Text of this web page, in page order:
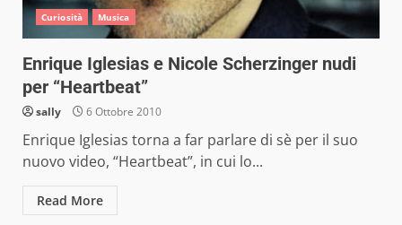
Curiosità Musica
Enrique Iglesias e Nicole Scherzinger nudi
per “Heartbeat”
sally 6 Ottobre 2010
Enrique Iglesias torna a far parlare di sè per il suo
nuovo video, “Heartbeat”, in cui lo...
Read More